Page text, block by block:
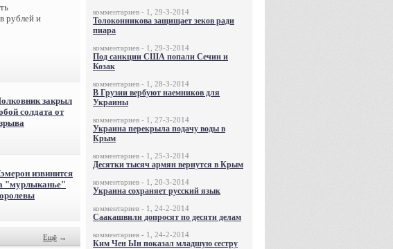
рублей и
закрыл
солдата от
извинится
"мурлыканье"
Ещё →
комментариев - 1, 29-3-2014
Толоконникова защищает зеков ради
пиара
комментариев - 1, 29-3-2014
Под санкции США попали Сечин и
Козак
комментариев - 1, 28-3-2014
В Грузии вербуют наемников для
Украины
комментариев - 1, 27-3-2014
Украина перекрыла подачу воды в
Крым
комментариев - 1, 25-3-2014
Десятки тысяч армян вернутся в Крым
комментариев - 1, 20-3-2014
Украина сохраняет русский язык
комментариев - 1, 24-2-2014
Саакашвили допросят по десяти делам
комментариев - 1, 24-2-2014
Ким Чен Ын показал младшую сестру